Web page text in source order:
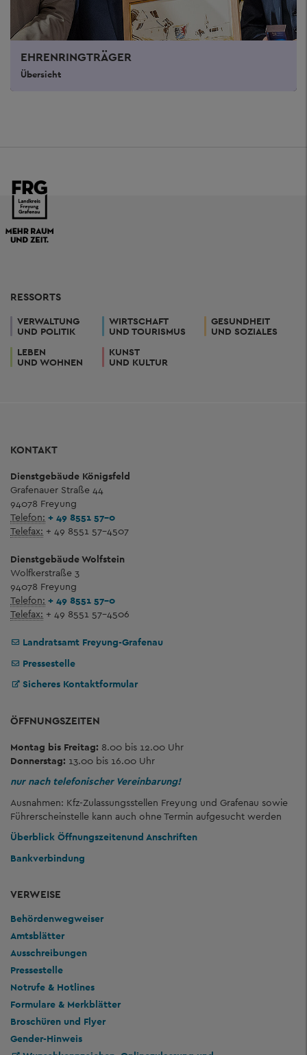
EHRENRINGTRÄGER
Übersicht
RESSORTS
VERWALTUNG
UND POLITIK
WIRTSCHAFT
UND TOURISMUS
GESUNDHEIT
UND SOZIALES
LEBEN
UND WOHNEN
KUNST
UND KULTUR
KONTAKT
Dienstgebäude Königsfeld
Grafenauer Straße 44
94078 Freyung
Telefon: + 49 8551 57-0
Telefax: + 49 8551 57-4507
Dienstgebäude Wolfstein
Wolfkerstraße 3
94078 Freyung
Telefon: + 49 8551 57-0
Telefax: + 49 8551 57-4506
Landratsamt Freyung-Grafenau
Pressestelle
Sicheres Kontaktformular
ÖFFNUNGSZEITEN
Montag bis Freitag: 8.00 bis 12.00 Uhr
Donnerstag: 13.00 bis 16.00 Uhr
nur nach telefonischer Vereinbarung!
Ausnahmen: Kfz-Zulassungsstellen Freyung und Grafenau sowie
Führerscheinstelle kann auch ohne Termin aufgesucht werden
Überblick Öffnungszeitenund Anschriften
Bankverbindung
VERWEISE
Behördenwegweiser
Amtsblätter
Ausschreibungen
Pressestelle
Notrufe & Hotlines
Formulare & Merkblätter
Broschüren und Flyer
Gender-Hinweis